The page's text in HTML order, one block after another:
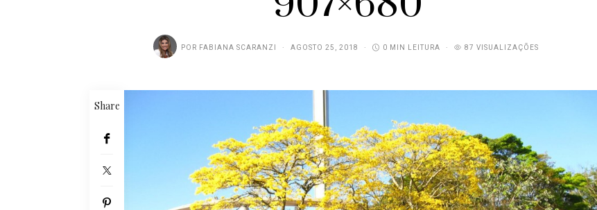
POR FABIANA SCARANZI AGOSTO 25, 2018 0 MIN LEITURA 87 VISUALIZAÇÕES
Share